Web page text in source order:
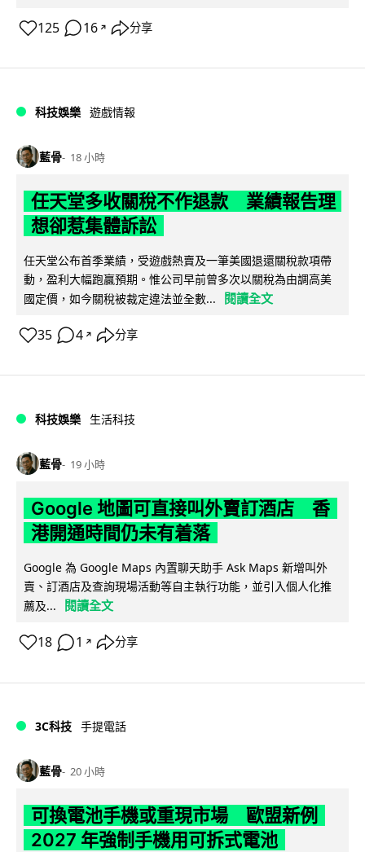
125 16 ↗ 分享
科技娛樂 遊戲情報
藍骨 18 小時
任天堂多收關稅不作退款 業績報告理
想卻惹集體訴訟
任天堂公布首季業績，受遊戲熱賣及一筆美國退還關稅款項帶
動，盈利大幅跑贏預期。惟公司早前曾多次以關稅為由調高美
國定價，如今關稅被裁定違法並全數...
閱讀全文
35 4 ↗ 分享
科技娛樂 生活科技
藍骨 19 小時
Google 地圖可直接叫外賣訂酒店 香
港開通時間仍未有着落
Google 為 Google Maps 內置聊天助手 Ask Maps 新增叫外
賣、訂酒店及查詢現場活動等自主執行功能，並引入個人化推
薦及...
閱讀全文
18 1 ↗ 分享
3C科技 手提電話
藍骨 20 小時
可換電池手機或重現市場 歐盟新例
2027 年強制手機用可拆式電池